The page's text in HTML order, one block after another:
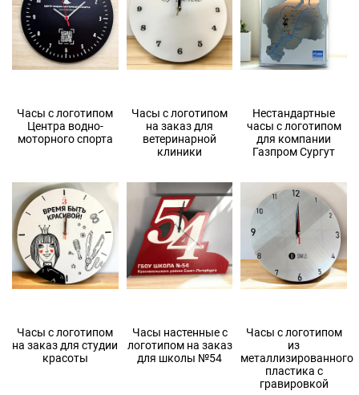
Часы с логотипом
Центра водно-
моторного спорта
Часы с логотипом
на заказ для
ветеринарной
клиники
Нестандартные
часы с логотипом
для компании
Газпром Сургут
Часы с логотипом
на заказ для студии
красоты
Часы настенные с
логотипом на заказ
для школы №54
Часы с логотипом
из
металлизированного
пластика с
гравировкой